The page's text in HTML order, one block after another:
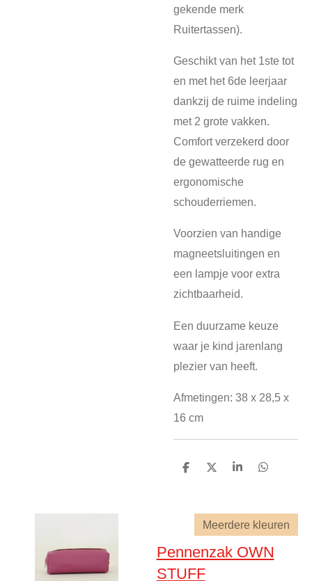
gekende merk
Ruitertassen).
Geschikt van het 1ste tot
en met het 6de leerjaar
dankzij de ruime indeling
met 2 grote vakken.
Comfort verzekerd door
de gewatteerde rug en
ergonomische
schouderriemen.
Voorzien van handige
magneetsluitingen en
een lampje voor extra
zichtbaarheid.
Een duurzame keuze
waar je kind jarenlang
plezier van heeft.
Afmetingen: 38 x 28,5 x
16 cm
D
D
S
D
Meerdere kleuren
Pennenzak OWN
STUFF